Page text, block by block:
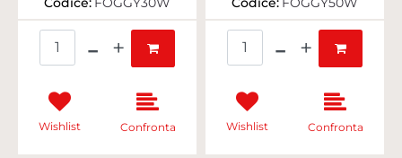
Wishlist Confronta Wishlist Confronta